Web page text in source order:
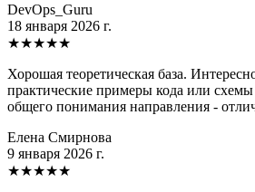
DevOps_Guru
18 января 2026 г.
★★★★★
Хорошая теоретическая база.
практические примеры кода или
общего понимания направления -
Елена Смирнова
9 января 2026 г.
★★★★★